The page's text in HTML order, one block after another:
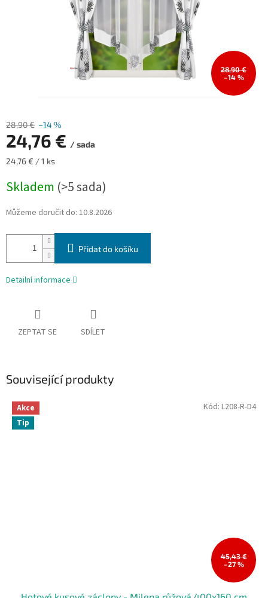
28,90 €
–14 %
28,90 € –14 %
24,76 € / sada
Měrná
24,76 € / 1 ks
Skladem (>5 sada)
Můžeme doručit do: 10.8.2026
Přidat do košíku
Detailní informace
ZEPTAT SE SDÍLET
Související produkty
Akce
Tip
45,43 €
–27 %
Kód: L208-R-D4